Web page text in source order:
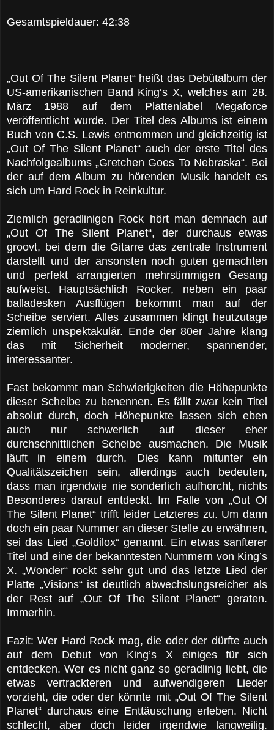
Gesamtspieldauer: 42:38
„Out Of The Silent Planet“ heißt das Debütalbum der
US-amerikanischen Band King‘s X, welches am 28.
März 1988 auf dem Plattenlabel Megaforce
veröffentlicht wurde. Der Titel des Albums ist einem
Buch von C.S. Lewis entnommen und gleichzeitig ist
„Out Of The Silent Planet“ auch der erste Titel des
Nachfolgealbums „Gretchen Goes To Nebraska“. Bei
der auf dem Album zu hörenden Musik handelt es
sich um Hard Rock in Reinkultur.
Ziemlich geradlinigen Rock hört man demnach auf
„Out Of The Silent Planet“, der durchaus etwas
groovt, bei dem die Gitarre das zentrale Instrument
darstellt und der ansonsten noch guten gemachten
und perfekt arrangierten mehrstimmigen Gesang
aufweist. Hauptsächlich Rocker, neben ein paar
balladesken Ausflügen bekommt man auf der
Scheibe serviert. Alles zusammen klingt heutzutage
ziemlich unspektakulär. Ende der 80er Jahre klang
das mit Sicherheit moderner, spannender,
interessanter.
Fast bekommt man Schwierigkeiten die Höhepunkte
dieser Scheibe zu benennen. Es fällt zwar kein Titel
absolut durch, doch Höhepunkte lassen sich eben
auch nur schwerlich auf dieser eher
durchschnittlichen Scheibe ausmachen. Die Musik
läuft in einem durch. Dies kann mitunter ein
Qualitätszeichen sein, allerdings auch bedeuten,
dass man irgendwie nie sonderlich aufhorcht, nichts
Besonderes darauf entdeckt. Im Falle von „Out Of
The Silent Planet“ trifft leider Letzteres zu. Um dann
doch ein paar Nummer an dieser Stelle zu erwähnen,
sei das Lied „Goldilox“ genannt. Ein etwas sanfterer
Titel und eine der bekanntesten Nummern von King’s
X. „Wonder“ rockt sehr gut und das letzte Lied der
Platte „Visions“ ist deutlich abwechslungsreicher als
der Rest auf „Out Of The Silent Planet“ geraten.
Immerhin.
Fazit: Wer Hard Rock mag, die oder der dürfte auch
auf dem Debut von King’s X einiges für sich
entdecken. Wer es nicht ganz so geradlinig liebt, die
etwas vertrackteren und aufwendigeren Lieder
vorzieht, die oder der könnte mit „Out Of The Silent
Planet“ durchaus eine Enttäuschung erleben. Nicht
schlecht, aber doch leider irgendwie langweilig.